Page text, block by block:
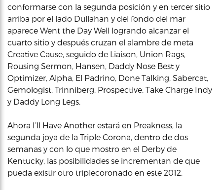
conformarse con la segunda posición y en tercer sitio
arriba por el lado Dullahan y del fondo del mar
aparece Went the Day Well logrando alcanzar el
cuarto sitio y después cruzan el alambre de meta
Creative Cause, seguido de Liaison, Union Rags,
Rousing Sermon, Hansen, Daddy Nose Best y
Optimizer, Alpha, El Padrino, Done Talking, Sabercat,
Gemologist, Trinniberg, Prospective, Take Charge Indy
y Daddy Long Legs.
Ahora I’ll Have Another estará en Preakness, la
segunda joya de la Triple Corona, dentro de dos
semanas y con lo que mostro en el Derby de
Kentucky, las posibilidades se incrementan de que
pueda existir otro triplecoronado en este 2012.